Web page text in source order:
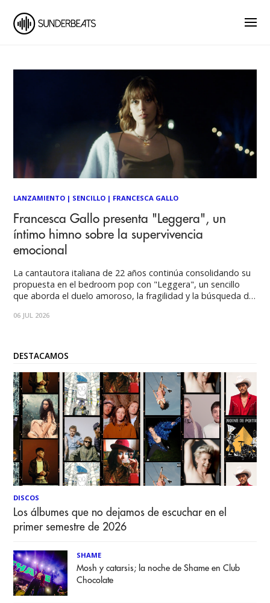
LANZAMIENTO | SENCILLO | FRANCESCA GALLO
Francesca Gallo presenta "Leggera", un
íntimo himno sobre la supervivencia
emocional
La cantautora italiana de 22 años continúa consolidando su
propuesta en el bedroom pop con "Leggera", un sencillo
que aborda el duelo amoroso, la fragilidad y la búsqueda de
sociales y un estilo marcado por la honestidad, la artista se
06 JUL 2026
DESTACAMOS
DISCOS
Los álbumes que no dejamos de escuchar en el
primer semestre de 2026
SHAME
Mosh y catarsis; la noche de Shame en Club
Chocolate